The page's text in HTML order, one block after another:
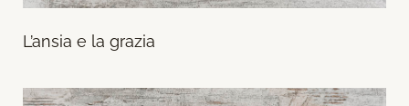
L’ansia e la grazia